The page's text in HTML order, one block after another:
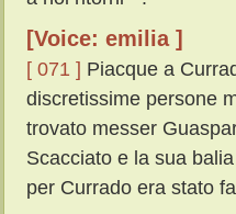
[Voice: emilia ]
[ 071 ] Piacque a
discretissime persone
trovato messer
Scacciato e la sua
per Currado era stato